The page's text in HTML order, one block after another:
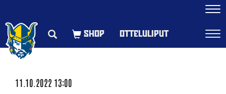
OTTELULIPUT
11.10.2022 13:00